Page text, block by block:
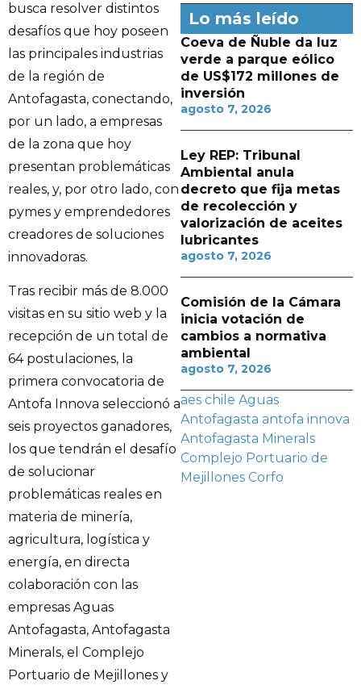
busca resolver distintos
desafíos que hoy poseen
las principales industrias
de la región de
Antofagasta, conectando,
por un lado, a empresas
de la zona que hoy
presentan problemáticas
reales, y, por otro lado, con
pymes y emprendedores
creadores de soluciones
innovadoras.
Tras recibir más de 8.000
visitas en su sitio web y la
recepción de un total de
64 postulaciones, la
primera convocatoria de
Antofa Innova seleccionó a
seis proyectos ganadores,
los que tendrán el desafío
de solucionar
problemáticas reales en
materia de minería,
agricultura, logística y
energía, en directa
colaboración con las
empresas Aguas
Antofagasta, Antofagasta
Minerals, el Complejo
Portuario de Mejillones y
Lo más leído
Coeva de Ñuble da luz
verde a parque eólico
de US$172 millones de
inversión
agosto 7, 2026
Ley REP: Tribunal
Ambiental anula
decreto que fija metas
de recolección y
valorización de aceites
lubricantes
agosto 7, 2026
Comisión de la Cámara
inicia votación de
cambios a normativa
ambiental
agosto 7, 2026
aes chile Aguas
Antofagasta antofa innova
Antofagasta Minerals
Complejo Portuario de
Mejillones Corfo